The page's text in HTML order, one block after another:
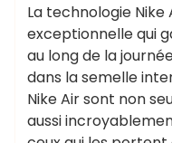
La technologie
exceptionnelle qui
au long de la
dans la semelle
Nike Air sont non
aussi